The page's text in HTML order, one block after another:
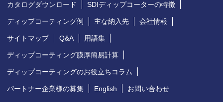
カタログダウンロード SDIディップコーターの特徴
ディップコーティング例 主な納入先 会社情報
サイトマップ Q&A 用語集
ディップコーティング膜厚簡易計算
ディップコーティングのお役立ちコラム
パートナー企業様の募集 English お問い合わせ